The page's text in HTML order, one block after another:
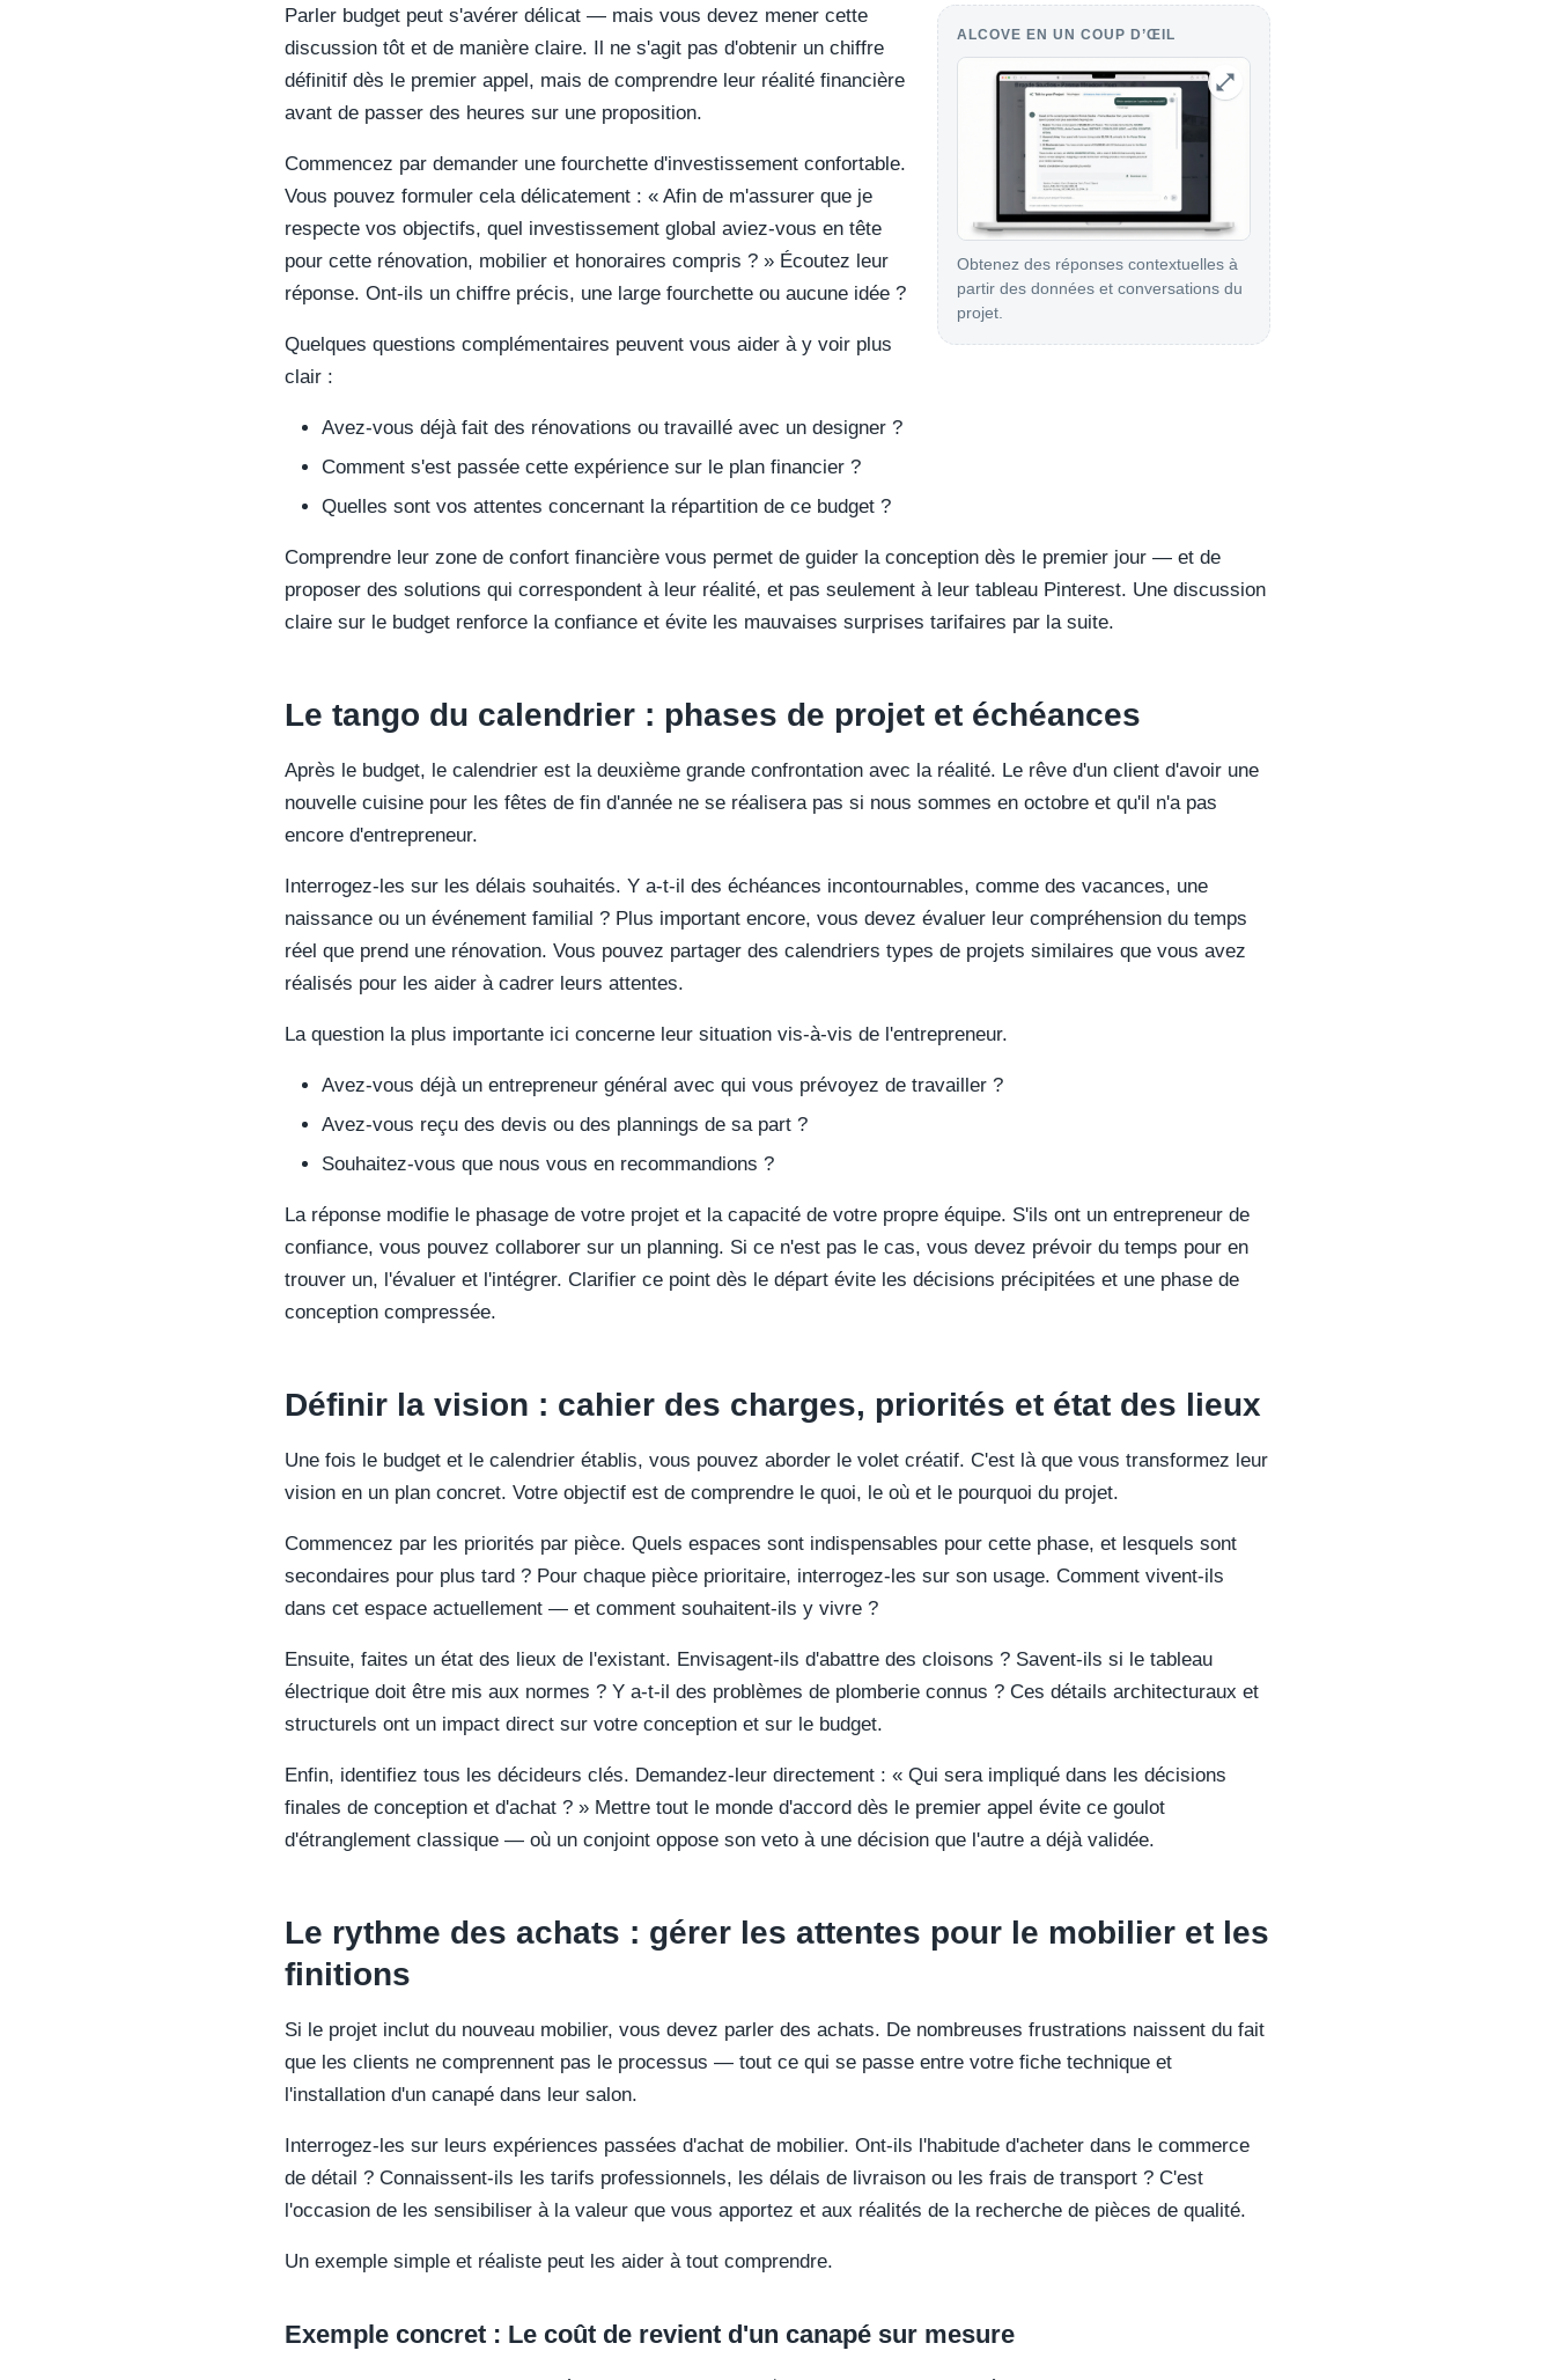
ALCOVE EN UN COUP D’ŒIL
Obtenez des réponses contextuelles à
partir des données et conversations du
projet.
Parler budget peut s'avérer délicat — mais vous devez mener cette
discussion tôt et de manière claire. Il ne s'agit pas d'obtenir un chiffre
définitif dès le premier appel, mais de comprendre leur réalité financière
avant de passer des heures sur une proposition.
Commencez par demander une fourchette d'investissement confortable.
Vous pouvez formuler cela délicatement : « Afin de m'assurer que je
respecte vos objectifs, quel investissement global aviez-vous en tête
pour cette rénovation, mobilier et honoraires compris ? » Écoutez leur
réponse. Ont-ils un chiffre précis, une large fourchette ou aucune idée ?
Quelques questions complémentaires peuvent vous aider à y voir plus
clair :
Avez-vous déjà fait des rénovations ou travaillé avec un designer ?
Comment s'est passée cette expérience sur le plan financier ?
Quelles sont vos attentes concernant la répartition de ce budget ?
Comprendre leur zone de confort financière vous permet de guider la conception dès le premier jour — et de
proposer des solutions qui correspondent à leur réalité, et pas seulement à leur tableau Pinterest. Une discussion
claire sur le budget renforce la confiance et évite les mauvaises surprises tarifaires par la suite.
Le tango du calendrier : phases de projet et échéances
Après le budget, le calendrier est la deuxième grande confrontation avec la réalité. Le rêve d'un client d'avoir une
nouvelle cuisine pour les fêtes de fin d'année ne se réalisera pas si nous sommes en octobre et qu'il n'a pas
encore d'entrepreneur.
Interrogez-les sur les délais souhaités. Y a-t-il des échéances incontournables, comme des vacances, une
naissance ou un événement familial ? Plus important encore, vous devez évaluer leur compréhension du temps
réel que prend une rénovation. Vous pouvez partager des calendriers types de projets similaires que vous avez
réalisés pour les aider à cadrer leurs attentes.
La question la plus importante ici concerne leur situation vis-à-vis de l'entrepreneur.
Avez-vous déjà un entrepreneur général avec qui vous prévoyez de travailler ?
Avez-vous reçu des devis ou des plannings de sa part ?
Souhaitez-vous que nous vous en recommandions ?
La réponse modifie le phasage de votre projet et la capacité de votre propre équipe. S'ils ont un entrepreneur de
confiance, vous pouvez collaborer sur un planning. Si ce n'est pas le cas, vous devez prévoir du temps pour en
trouver un, l'évaluer et l'intégrer. Clarifier ce point dès le départ évite les décisions précipitées et une phase de
conception compressée.
Définir la vision : cahier des charges, priorités et état des lieux
Une fois le budget et le calendrier établis, vous pouvez aborder le volet créatif. C'est là que vous transformez leur
vision en un plan concret. Votre objectif est de comprendre le quoi, le où et le pourquoi du projet.
Commencez par les priorités par pièce. Quels espaces sont indispensables pour cette phase, et lesquels sont
secondaires pour plus tard ? Pour chaque pièce prioritaire, interrogez-les sur son usage. Comment vivent-ils
dans cet espace actuellement — et comment souhaitent-ils y vivre ?
Ensuite, faites un état des lieux de l'existant. Envisagent-ils d'abattre des cloisons ? Savent-ils si le tableau
électrique doit être mis aux normes ? Y a-t-il des problèmes de plomberie connus ? Ces détails architecturaux et
structurels ont un impact direct sur votre conception et sur le budget.
Enfin, identifiez tous les décideurs clés. Demandez-leur directement : « Qui sera impliqué dans les décisions
finales de conception et d'achat ? » Mettre tout le monde d'accord dès le premier appel évite ce goulot
d'étranglement classique — où un conjoint oppose son veto à une décision que l'autre a déjà validée.
Le rythme des achats : gérer les attentes pour le mobilier et les
finitions
Si le projet inclut du nouveau mobilier, vous devez parler des achats. De nombreuses frustrations naissent du fait
que les clients ne comprennent pas le processus — tout ce qui se passe entre votre fiche technique et
l'installation d'un canapé dans leur salon.
Interrogez-les sur leurs expériences passées d'achat de mobilier. Ont-ils l'habitude d'acheter dans le commerce
de détail ? Connaissent-ils les tarifs professionnels, les délais de livraison ou les frais de transport ? C'est
l'occasion de les sensibiliser à la valeur que vous apportez et aux réalités de la recherche de pièces de qualité.
Un exemple simple et réaliste peut les aider à tout comprendre.
Exemple concret : Le coût de revient d'un canapé sur mesure